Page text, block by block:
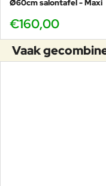
Ø60cm salontafel - Maxi
€160,00
Vaak